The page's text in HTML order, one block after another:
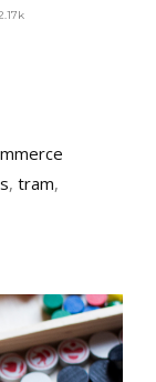
, tram,